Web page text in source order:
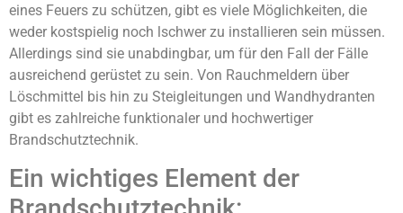
eines Feuers zu schützen, gibt es viele Möglichkeiten, die
weder kostspielig noch lschwer zu installieren sein müssen.
Allerdings sind sie unabdingbar, um für den Fall der Fälle
ausreichend gerüstet zu sein. Von Rauchmeldern über
Löschmittel bis hin zu Steigleitungen und Wandhydranten
gibt es zahlreiche funktionaler und hochwertiger
Brandschutztechnik.
Ein wichtiges Element der